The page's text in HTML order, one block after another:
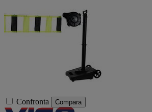
Confronta Compara